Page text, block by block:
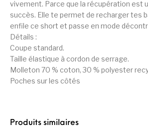
vivement. Parce que la récupération est
succès. Elle te permet de recharger tes
enfile ce short et passe en mode
Détails :
Coupe standard.
Taille élastique à cordon de serrage.
Molleton 70 % coton, 30 % polyester
Poches sur les côtés
Produits similaires